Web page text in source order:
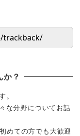
か？
。
な分野についてお話
めての方でも大歓迎